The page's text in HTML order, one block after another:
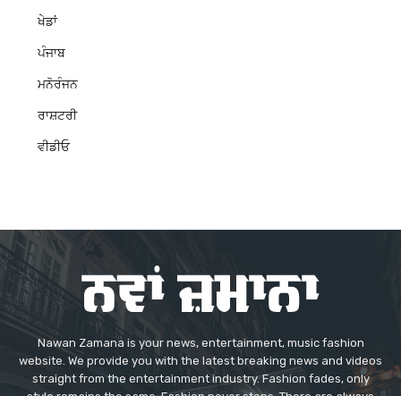
ਖੇਡਾਂ
ਪੰਜਾਬ
ਮਨੋਰੰਜਨ
ਰਾਸ਼ਟਰੀ
ਵੀਡੀਓ
Nawan Zamana is your news, entertainment, music fashion
website. We provide you with the latest breaking news and videos
straight from the entertainment industry. Fashion fades, only